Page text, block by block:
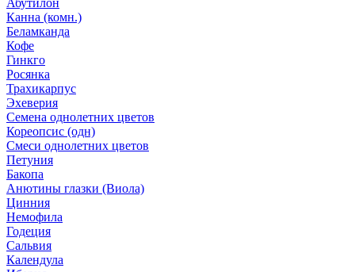
Абутилон
Канна (комн.)
Беламканда
Кофе
Гинкго
Росянка
Трахикарпус
Эхеверия
Семена однолетних цветов
Кореопсис (одн)
Смеси однолетних цветов
Петуния
Бакопа
Анютины глазки (Виола)
Цинния
Немофила
Годеция
Сальвия
Календула